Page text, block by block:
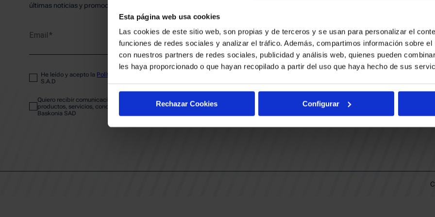
Esta página web usa cookies
Las cookies de este sitio web, son propias y de terceros y se usan para personalizar el
funciones de redes sociales y analizar el tráfico. Además, compartimos información sobre el
con nuestros partners de redes sociales, publicidad y análisis web, quienes pueden
les haya proporcionado o que hayan recopilado a partir del uso que haya hecho de sus
Rechazar Cookies Configurar
PLANTILLA
ENTRADAS
ABONADOS
CALENDARIO
CLUB
últimas noticias y promociones del club.
Email
He leído y acepto la Política de privacidad
S.A.D
Quiero recibir comunicaciones electrónicas sobre las actividades,
productos, servicios, concursos, ofertas y/o promociones del SASKI
Baskonia SAD
BAKH
FUNDACIÓN BASKONIA-ALAVÉS
01013 Vitoria-Gasteiz